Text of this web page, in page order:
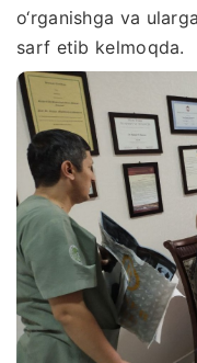
o‘rganishga va
sarf etib kelmoqda.